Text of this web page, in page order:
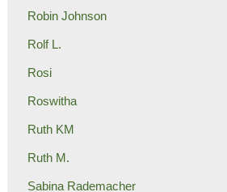
Robin Johnson
Rolf L.
Rosi
Roswitha
Ruth KM
Ruth M.
Sabina Rademacher